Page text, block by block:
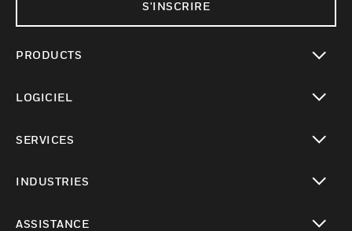
S'INSCRIRE
PRODUCTS
LOGICIEL
SERVICES
INDUSTRIES
ASSISTANCE